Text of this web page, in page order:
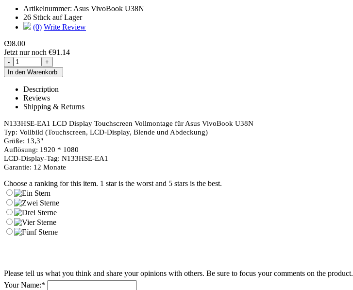
Artikelnummer: Asus VivoBook U38N
26 Stück auf Lager
(0) Write Review
€98.00
Jetzt nur noch €91.14
Description
Reviews
Shipping & Returns
N133HSE-EA1 LCD Display Touchscreen Vollmontage für Asus VivoBook U38N
Typ: Vollbild (Touchscreen, LCD-Display, Blende und Abdeckung)
Größe: 13,3"
Auflösung: 1920 * 1080
LCD-Display-Tag: N133HSE-EA1
Garantie: 12 Monate
Choose a ranking for this item. 1 star is the worst and 5 stars is the best.
Please tell us what you think and share your opinions with others. Be sure to focus your comments on the product.
Your Name:*